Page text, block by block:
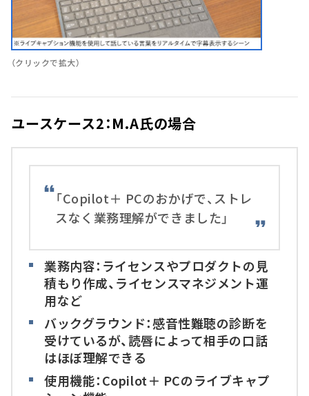
（クリックで拡大）
ユースケース2：M.A氏の場合
「Copilot＋ PCのおかげで、ストレ
スなく業務理解ができました」
業務内容：ライセンスやプロダクトの見
積もり作成、ライセンスマネジメント運
用など
バックグラウンド：感音性難聴の診断を
受けているが、読唇によって相手の口話
はほぼ理解できる
使用機能：Copilot＋ PCのライブキャプ